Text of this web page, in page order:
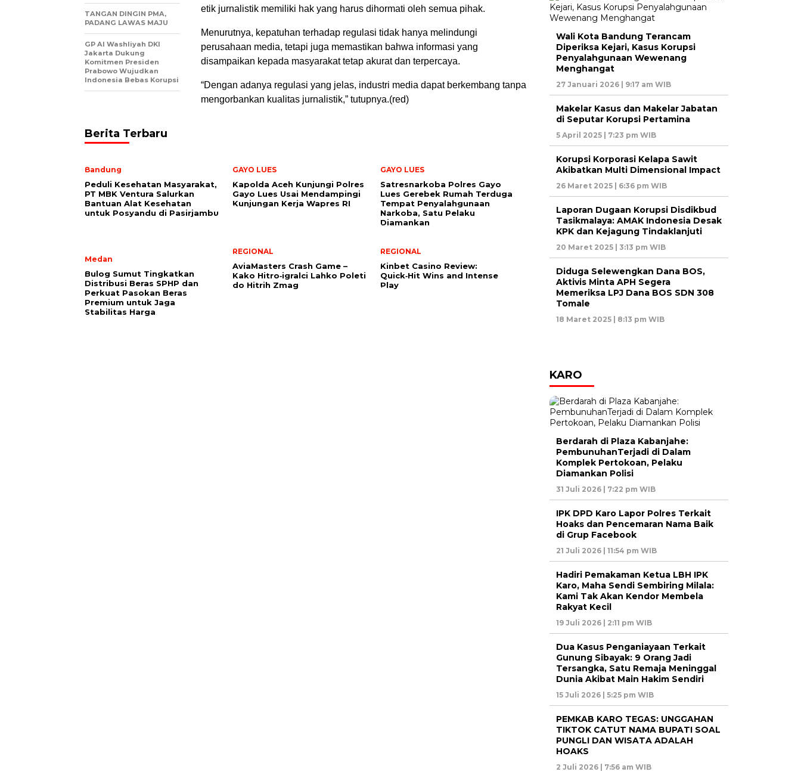
etik jurnalistik memiliki hak yang harus dihormati oleh semua pihak.
Menurutnya, kepatuhan terhadap regulasi tidak hanya melindungi
perusahaan media, tetapi juga memastikan bahwa informasi yang
disampaikan kepada masyarakat tetap akurat dan terpercaya.
“Dengan adanya regulasi yang jelas, industri media dapat berkembang tanpa
mengorbankan kualitas jurnalistik,” tutupnya.(red)
TANGAN DINGIN PMA,
PADANG LAWAS MAJU
GP Al Washliyah DKI
Jakarta Dukung
Komitmen Presiden
Prabowo Wujudkan
Indonesia Bebas Korupsi
Berita Terbaru
Bandung
Peduli Kesehatan Masyarakat,
PT MBK Ventura Salurkan
Bantuan Alat Kesehatan
untuk Posyandu di Pasirjambu
GAYO LUES
Kapolda Aceh Kunjungi Polres
Gayo Lues Usai Mendampingi
Kunjungan Kerja Wapres RI
GAYO LUES
Satresnarkoba Polres Gayo
Lues Gerebek Rumah Terduga
Tempat Penyalahgunaan
Narkoba, Satu Pelaku
Diamankan
Medan
Bulog Sumut Tingkatkan
Distribusi Beras SPHP dan
Perkuat Pasokan Beras
Premium untuk Jaga
Stabilitas Harga
REGIONAL
AviaMasters Crash Game –
Kako Hitro‑igralci Lahko Poleti
do Hitrih Zmag
REGIONAL
Kinbet Casino Review:
Quick‑Hit Wins and Intense
Play
Wali Kota Bandung Terancam
Diperiksa Kejari, Kasus Korupsi
Penyalahgunaan Wewenang
Menghangat
27 Januari 2026 | 9:17 am WIB
Makelar Kasus dan Makelar Jabatan
di Seputar Korupsi Pertamina
5 April 2025 | 7:23 pm WIB
Korupsi Korporasi Kelapa Sawit
Akibatkan Multi Dimensional Impact
26 Maret 2025 | 6:36 pm WIB
Laporan Dugaan Korupsi Disdikbud
Tasikmalaya: AMAK Indonesia Desak
KPK dan Kejagung Tindaklanjuti
20 Maret 2025 | 3:13 pm WIB
Diduga Selewengkan Dana BOS,
Aktivis Minta APH Segera
Memeriksa LPJ Dana BOS SDN 308
Tomale
18 Maret 2025 | 8:13 pm WIB
KARO
Berdarah di Plaza Kabanjahe:
PembunuhanTerjadi di Dalam
Komplek Pertokoan, Pelaku
Diamankan Polisi
31 Juli 2026 | 7:22 pm WIB
IPK DPD Karo Lapor Polres Terkait
Hoaks dan Pencemaran Nama Baik
di Grup Facebook
21 Juli 2026 | 11:54 pm WIB
Hadiri Pemakaman Ketua LBH IPK
Karo, Maha Sendi Sembiring Milala:
Kami Tak Akan Kendor Membela
Rakyat Kecil
19 Juli 2026 | 2:11 pm WIB
Dua Kasus Penganiayaan Terkait
Gunung Sibayak: 9 Orang Jadi
Tersangka, Satu Remaja Meninggal
Dunia Akibat Main Hakim Sendiri
15 Juli 2026 | 5:25 pm WIB
PEMKAB KARO TEGAS: UNGGAHAN
TIKTOK CATUT NAMA BUPATI SOAL
PUNGLI DAN WISATA ADALAH
HOAKS
2 Juli 2026 | 7:56 am WIB